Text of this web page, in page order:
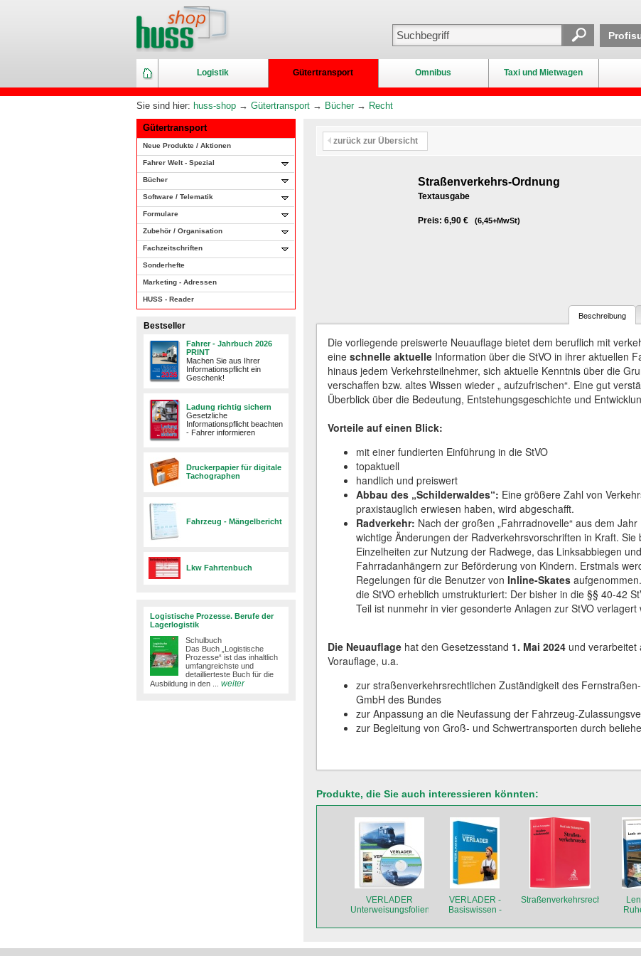
Logistik Gütertransport Omnibus Taxi und Mietwagen
Sie sind hier: huss-shop → Gütertransport → Bücher→ Recht
Gütertransport
Neue Produkte / Aktionen
Fahrer Welt - Spezial
Bücher
Software / Telematik
Formulare
Zubehör / Organisation
Fachzeitschriften
Sonderhefte
Marketing - Adressen
HUSS - Reader
Bestseller
Fahrer - Jahrbuch 2026
PRINT
Machen Sie aus Ihrer
Informationspflicht ein
Geschenk!
Ladung richtig sichern
Gesetzliche
Informationspflicht beachten
- Fahrer informieren
Druckerpapier für digitale
Tachographen
Fahrzeug - Mängelbericht
Lkw Fahrtenbuch
Logistische Prozesse. Berufe der
Lagerlogistik
Schulbuch
Das Buch „Logistische
Prozesse“ ist das inhaltlich
umfangreichste und
detaillierteste Buch für die
Ausbildung in den ...
weiter
zurück zur Übersicht
Straßenverkehrs-Ordnung
Textausgabe
Preis: 6,90 € (6,45+MwSt)
Beschreibung
Die vorliegende preiswerte Neuauflage bietet dem beruflich mit
eine schnelle aktuelle Information über die StVO in ihrer aktuellen
hinaus jedem Verkehrsteilnehmer, sich aktuelle Kenntnis über die
verschaffen bzw. altes Wissen wieder „ aufzufrischen“. Eine gut
Überblick über die Bedeutung, Entstehungsgeschichte und
Vorteile auf einen Blick:
mit einer fundierten Einführung in die StVO
topaktuell
handlich und preiswert
Abbau des „Schilderwaldes“: Eine größere Zahl von
praxistauglich erwiesen haben, wird abgeschafft.
Radverkehr: Nach der großen „Fahrradnovelle“ aus dem
wichtige Änderungen der Radverkehrsvorschriften in Kraft. Sie
Einzelheiten zur Nutzung der Radwege, das Linksabbiegen
Fahrradanhängern zur Beförderung von Kindern. Erstmals
Regelungen für die Benutzer von Inline-Skates
die StVO erheblich umstrukturiert: Der bisher in die §§ 40-42
Teil ist nunmehr in vier gesonderte Anlagen zur StVO verlagert
Die Neuauflage hat den Gesetzesstand 1. Mai 2024 und verarbeitet
Vorauflage, u.a.
zur straßenverkehrsrechtlichen Zuständigkeit des
GmbH des Bundes
zur Anpassung an die Neufassung der Fahrzeug-
zur Begleitung von Groß- und Schwertransporten durch
Produkte, die Sie auch interessieren könnten:
VERLADER
Unterweisungsfolien
VERLADER -
Basiswissen -
Straßenverkehrsrecht